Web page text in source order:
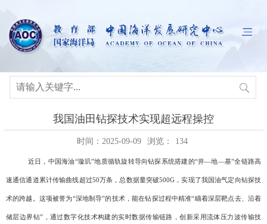
我国油田钻探技术实现超远程操控
时间：2025-09-09 浏览： 134
近日，中国海油“璇玑”地质循轨旋转导向钻探系统搭建的“井—地—基”全链路高
速通信通道累计传输曲线超过50万条，总数据量突破500G ，实现了我国油气定向钻探技
术的跨越。这项被誉为“深地制导”的技术，能在钻探过程中精准“瞄着深层靶点去、沿着
储层边界钻” ，通过数字化技术构建的实时数据传输链路，创新采用流体压力波传输技